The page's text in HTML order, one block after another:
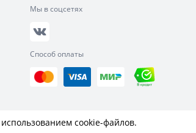
Мы в соцсетях
Способ оплаты
cookie-файлов.